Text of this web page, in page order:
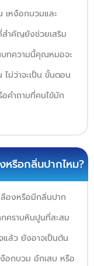
หงือกบวมและ
ำคัญยังช่วยเสริม
บทความนี้คุณหมอจะ
ม่ว่าจะเป็น ขั้นตอน
อคำถามที่คนไข้มัก
หรือกลิ่นปากไหม?
ลืองหรือมีกลิ่นปาก
คราบหินปูนที่สะสม
ล้ว ยังอาจเป็นต้น
อกบวม อักเสบ หรือ